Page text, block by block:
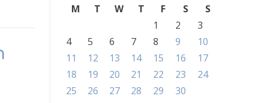
M
T W T F S
S
1
2
3
4
5 6 7 8 9
10
11
12 13 14 15 16
17
18
19 20 21 22 23
24
25
26 27 28 29 30